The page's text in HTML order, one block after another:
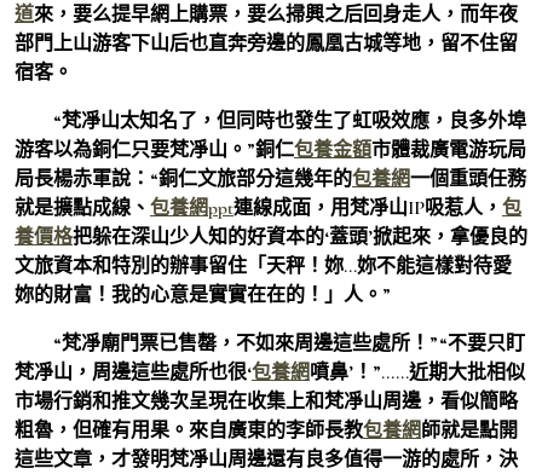
道來，要么提早網上購票，要么掃興之后回身走人，而年夜
部門上山游客下山后也直奔旁邊的鳳凰古城等地，留不住留
宿客。
“梵凈山太知名了，但同時也發生了虹吸效應，良多外埠
游客以為銅仁只要梵凈山。”銅仁包養金額市體裁廣電游玩局
局長楊赤軍說：“銅仁文旅部分這幾年的包養網一個重頭任務
就是擴點成線、 包養網ppt連線成面，用梵凈山IP吸惹人， 包
養價格把躲在深山少人知的好資本的‘蓋頭’掀起來，拿優良的
文旅資本和特別的辦事留住「天秤！妳…妳不能這樣對待愛
妳的財富！我的心意是實實在在的！」人。”
“梵凈廟門票已售罄，不如來周邊這些處所！”“不要只盯
梵凈山，周邊這些處所也很‘包養網噴鼻’！”……近期大批相似
市場行銷和推文幾次呈現在收集上和梵凈山周邊，看似簡略
粗魯，但確有用果。來自廣東的李師長教包養網師就是點開
這些文章，才發明梵凈山周邊還有良多值得一游的處所，決